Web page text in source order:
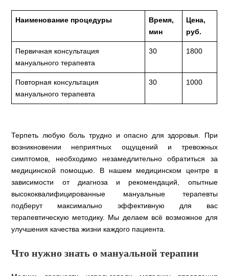
Наименование процедуры
Время,
мин
Цена,
руб.
Первичная консультация
мануального терапевта
30 1800
Повторная консультация
мануального терапевта
30 1000
Терпеть любую боль трудно и опасно для здоровья. При
возникновении неприятных ощущений и тревожных
симптомов, необходимо незамедлительно обратиться за
медицинской помощью. В нашем медицинском центре в
зависимости от диагноза и рекомендаций, опытные
высококвалифицированные мануальные терапевты
подберут максимально эффективную для вас
терапевтическую методику. Мы делаем всё возможное для
улучшения качества жизни каждого пациента.
Что нужно знать о мануальной терапии